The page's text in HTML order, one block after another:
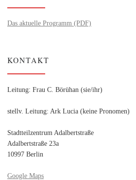
Das aktuelle Programm (PDF)
KONTAKT
Leitung: Frau C. Börühan (sie/ihr)
stellv. Leitung: Ark Lucia (keine Pronomen)
Stadtteilzentrum Adalbertstraße
Adalbertstraße 23a
10997 Berlin
Google Maps